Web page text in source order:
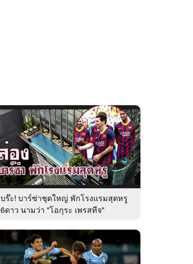
บร๊ะ! บาร์ซ่าชุดใหญ่ พักโรงแรมสุดหรู
6ดาว นามว่า "โอกุระ เพรสทีจ"